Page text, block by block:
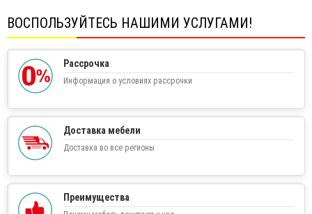
ВОСПОЛЬЗУЙТЕСЬ НАШИМИ УСЛУГАМИ!
Рассрочка
Информация о условиях рассрочки
Доставка мебели
Доставка во все регионы
Преимущества